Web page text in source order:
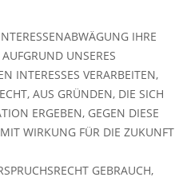
IHRE
UNSERES
INTERESSES VERARBEITEN,
AUS GRÜNDEN, DIE SICH
ERGEBEN, GEGEN DIESE
WIRKUNG FÜR DIE ZUKUNFT
GEBRAUCH,